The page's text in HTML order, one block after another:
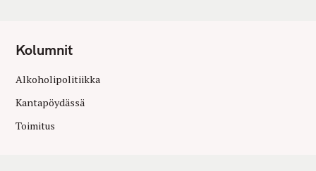
Kolumnit
Alkoholipolitiikka
Kantapöydässä
Toimitus